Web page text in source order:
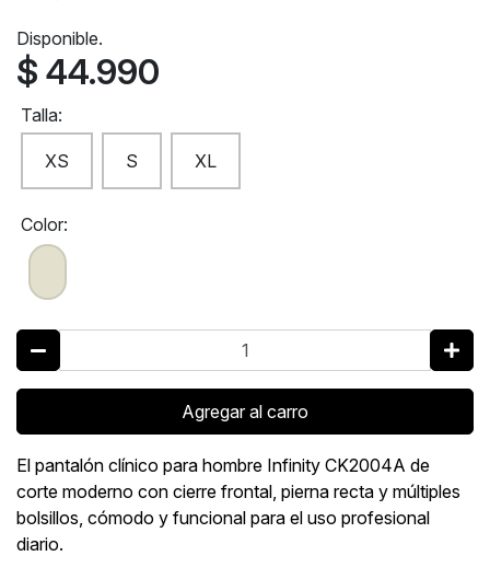
Disponible.
$ 44.990
Talla:
XS S XL
Color:
Agregar al carro
El pantalón clínico para hombre Infinity CK2004A de
corte moderno con cierre frontal, pierna recta y múltiples
bolsillos, cómodo y funcional para el uso profesional
diario.